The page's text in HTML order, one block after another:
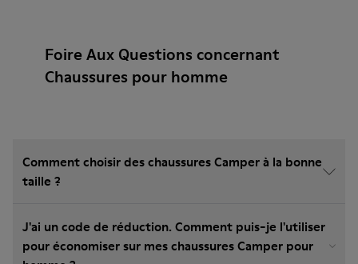
Foire Aux Questions concernant
Chaussures pour homme
Comment choisir des chaussures Camper à la bonne
taille ?
J'ai un code de réduction. Comment puis-je l'utiliser
pour économiser sur mes chaussures Camper pour